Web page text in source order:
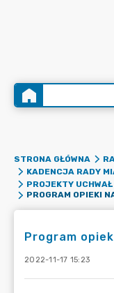
STRONA GŁÓWNA
KADENCJA RADY
PROJEKTY UCHWAŁ
PROGRAM OPIEKI
Program
2022-11-17 15:23